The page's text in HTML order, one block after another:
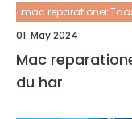
mac reparationer
01. May 2024
Mac
du har